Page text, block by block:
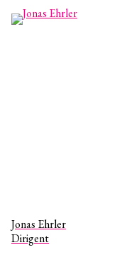
Jonas Ehrler
Dirigent